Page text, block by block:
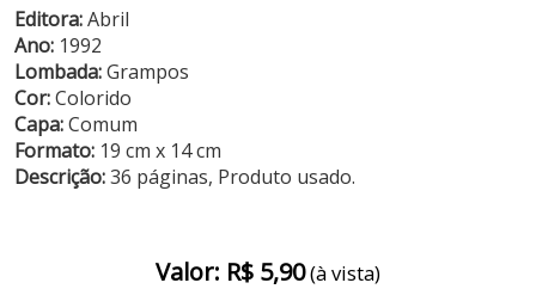
Editora:Abril
Ano: 1992
Lombada:Grampos
Cor:Colorido
Capa:Comum
Formato: 19 cm x 14 cm
Descrição:36 páginas, Produto usado.
Valor: R$ 5,90(à vista)